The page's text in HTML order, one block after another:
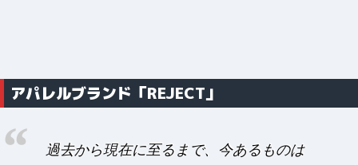
アパレルブランド「REJECT」
過去から現在に至るまで、今あるものは